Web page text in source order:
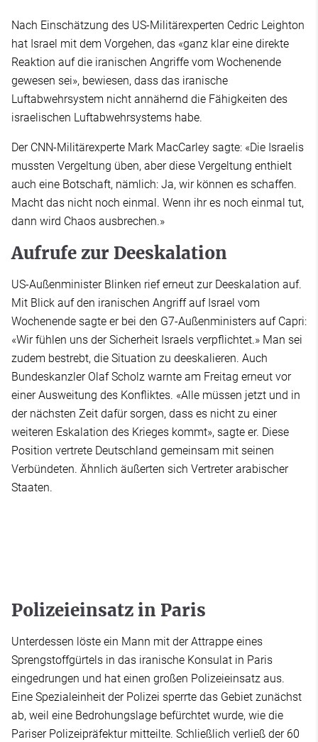
Nach Einschätzung des US-Militärexperten Cedric Leighton
hat Israel mit dem Vorgehen, das «ganz klar eine direkte
Reaktion auf die iranischen Angriffe vom Wochenende
gewesen sei», bewiesen, dass das iranische
Luftabwehrsystem nicht annähernd die Fähigkeiten des
israelischen Luftabwehrsystems habe.
Der CNN-Militärexperte Mark MacCarley sagte: «Die Israelis
mussten Vergeltung üben, aber diese Vergeltung enthielt
auch eine Botschaft, nämlich: Ja, wir können es schaffen.
Macht das nicht noch einmal. Wenn ihr es noch einmal tut,
dann wird Chaos ausbrechen.»
Aufrufe zur Deeskalation
US-Außenminister Blinken rief erneut zur Deeskalation auf.
Mit Blick auf den iranischen Angriff auf Israel vom
Wochenende sagte er bei den G7-Außenministers auf Capri:
«Wir fühlen uns der Sicherheit Israels verpflichtet.» Man sei
zudem bestrebt, die Situation zu deeskalieren. Auch
Bundeskanzler Olaf Scholz warnte am Freitag erneut vor
einer Ausweitung des Konfliktes. «Alle müssen jetzt und in
der nächsten Zeit dafür sorgen, dass es nicht zu einer
weiteren Eskalation des Krieges kommt», sagte er. Diese
Position vertrete Deutschland gemeinsam mit seinen
Verbündeten. Ähnlich äußerten sich Vertreter arabischer
Staaten.
Polizeieinsatz in Paris
Unterdessen löste ein Mann mit der Attrappe eines
Sprengstoffgürtels in das iranische Konsulat in Paris
eingedrungen und hat einen großen Polizeieinsatz aus.
Eine Spezialeinheit der Polizei sperrte das Gebiet zunächst
ab, weil eine Bedrohungslage befürchtet wurde, wie die
Pariser Polizeipräfektur mitteilte. Schließlich verließ der 60